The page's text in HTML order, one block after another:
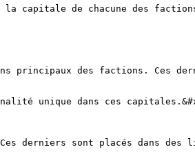
capitale de chacune des
principaux des factions. Ces
unique dans ces
derniers sont placés dans